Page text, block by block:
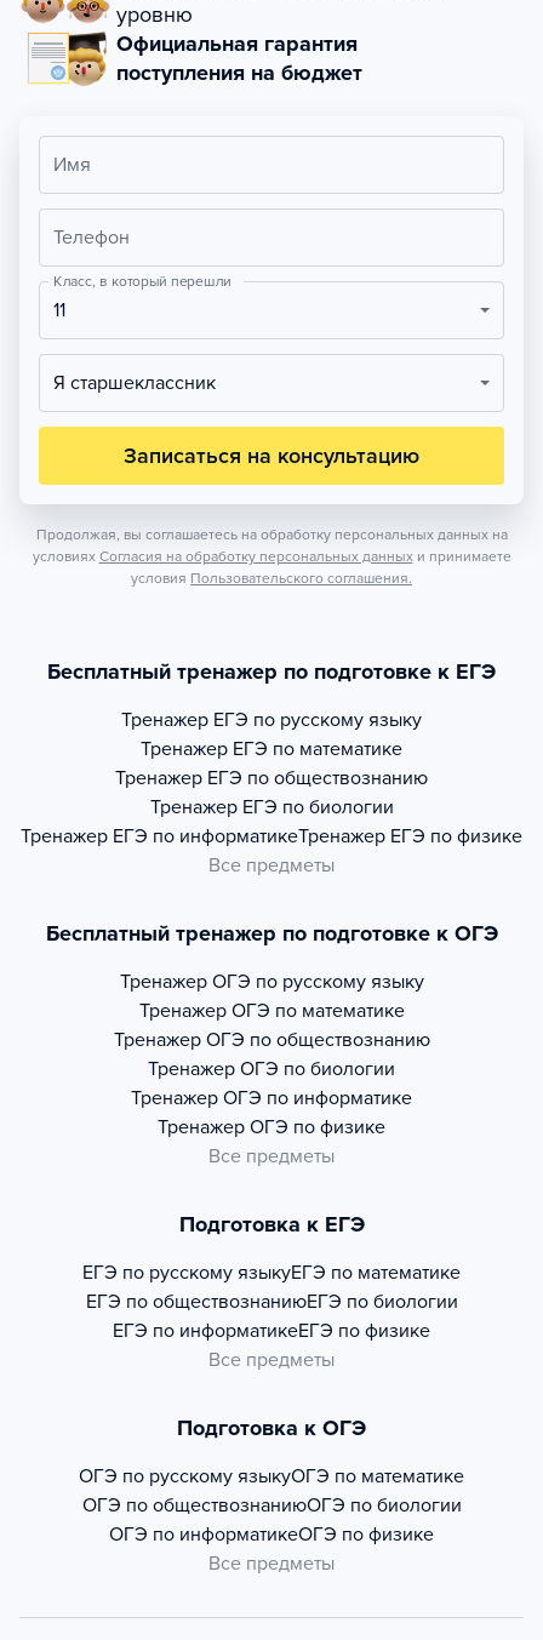
уровню
Официальная гарантия
поступления на бюджет
Имя
Телефон
Класс, в который перешли
11
Я старшеклассник
Записаться на консультацию
Продолжая, вы соглашаетесь на обработку персональных данных на
условиях Согласия на обработку персональных данных и принимаете
условия Пользовательского соглашения.
Бесплатный тренажер по подготовке к ЕГЭ
Тренажер ЕГЭ по русскому языку
Тренажер ЕГЭ по математике
Тренажер ЕГЭ по обществознанию
Тренажер ЕГЭ по биологии
Тренажер ЕГЭ по информатикеТренажер ЕГЭ по физике
Все предметы
Бесплатный тренажер по подготовке к ОГЭ
Тренажер ОГЭ по русскому языку
Тренажер ОГЭ по математике
Тренажер ОГЭ по обществознанию
Тренажер ОГЭ по биологии
Тренажер ОГЭ по информатике
Тренажер ОГЭ по физике
Все предметы
Подготовка к ЕГЭ
ЕГЭ по русскому языкуЕГЭ по математике
ЕГЭ по обществознаниюЕГЭ по биологии
ЕГЭ по информатикеЕГЭ по физике
Все предметы
Подготовка к ОГЭ
ОГЭ по русскому языкуОГЭ по математике
ОГЭ по обществознаниюОГЭ по биологии
ОГЭ по информатикеОГЭ по физике
Все предметы